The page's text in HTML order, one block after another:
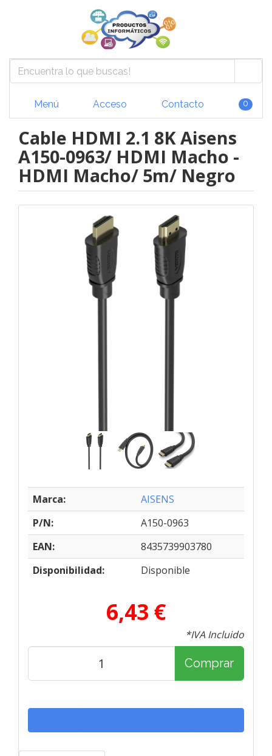
Menú Acceso Contacto 0
Cable HDMI 2.1 8K Aisens
A150-0963/ HDMI Macho -
HDMI Macho/ 5m/ Negro
Marca:
AISENS
P/N:
A150-0963
EAN:
8435739903780
Disponibilidad:
Disponible
6,43 €
*IVA Incluido
Comprar